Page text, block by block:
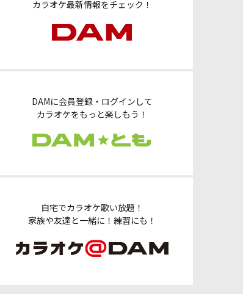
カラオケ最新情報をチェック！
DAMに会員登録・ログインして
カラオケをもっと楽しもう！
自宅でカラオケ歌い放題！
家族や友達と一緒に！練習にも！